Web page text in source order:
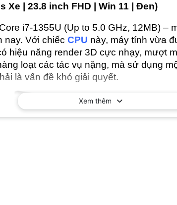
Xe | 23.8 inch FHD | Win 11 | Đen)
i7-1355U (Up to 5.0 GHz, 12MB) –
nay. Với chiếc CPU này, máy tính vừa
hiệu năng render 3D cực nhạy, mượt
loạt các tác vụ nặng, mà sử dụng
là vấn đề khó giải quyết.
Xem thêm